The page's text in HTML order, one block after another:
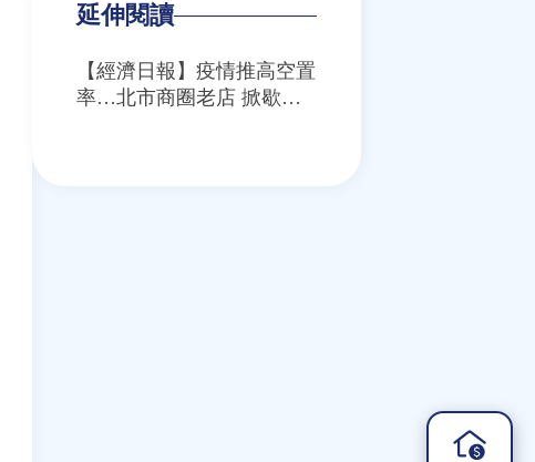
延伸閱讀
【經濟日報】疫情推高空置
率…北市商圈老店 掀歇業